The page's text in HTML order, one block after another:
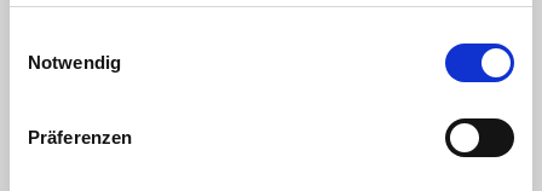
Notwendig
Präferenzen
von MS Word
Anzeige von Vergleichsergebnissen aus AI
Prüfungen des vorliegenden Textes mit AI